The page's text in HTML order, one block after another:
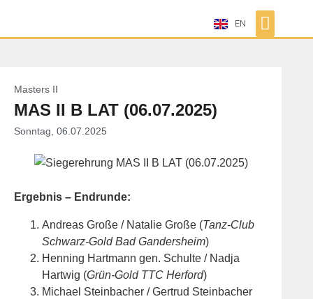
EN
Masters II
MAS II B LAT (06.07.2025)
Sonntag, 06.07.2025
Ergebnis – Endrunde:
Andreas Große / Natalie Große (Tanz-Club
Schwarz-Gold Bad Gandersheim)
Henning Hartmann gen. Schulte / Nadja
Hartwig (Grün-Gold TTC Herford)
Michael Steinbacher / Gertrud Steinbacher